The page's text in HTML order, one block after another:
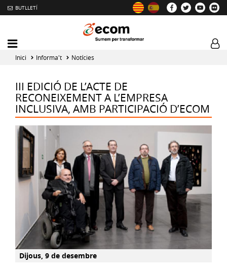
BUTLLETÍ
Mobile
menu
toggler
Inici Informa't Notícies
III EDICIÓ DE L’ACTE DE
RECONEIXEMENT A L’EMPRESA
INCLUSIVA, AMB PARTICIPACIÓ D’ECOM
Dijous, 9 de desembre